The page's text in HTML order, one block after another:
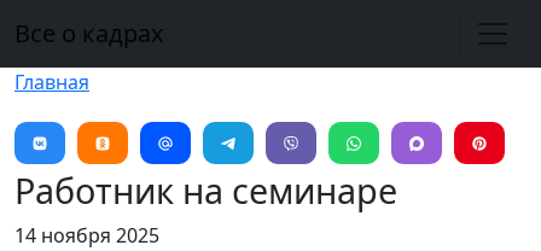
Все о кадрах
Главная
Работник на семинаре
14 ноября 2025